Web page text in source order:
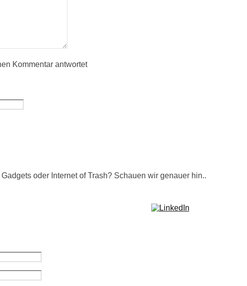
Kommentar antwortet
oder Internet of Trash? Schauen wir genauer hin..